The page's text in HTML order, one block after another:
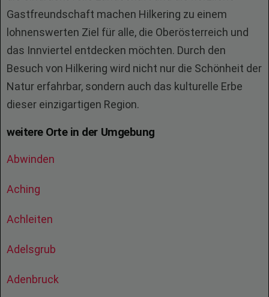
Gastfreundschaft machen Hilkering zu einem
lohnenswerten Ziel für alle, die Oberösterreich und
das Innviertel entdecken möchten. Durch den
Besuch von Hilkering wird nicht nur die Schönheit der
Natur erfahrbar, sondern auch das kulturelle Erbe
dieser einzigartigen Region.
weitere Orte in der Umgebung
Abwinden
Aching
Achleiten
Adelsgrub
Adenbruck